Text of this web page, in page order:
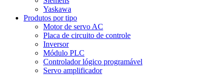
Yaskawa
Produtos por tipo
Motor de servo AC
Placa de circuito de controle
Inversor
Módulo PLC
Controlador lógico programável
Servo amplificador